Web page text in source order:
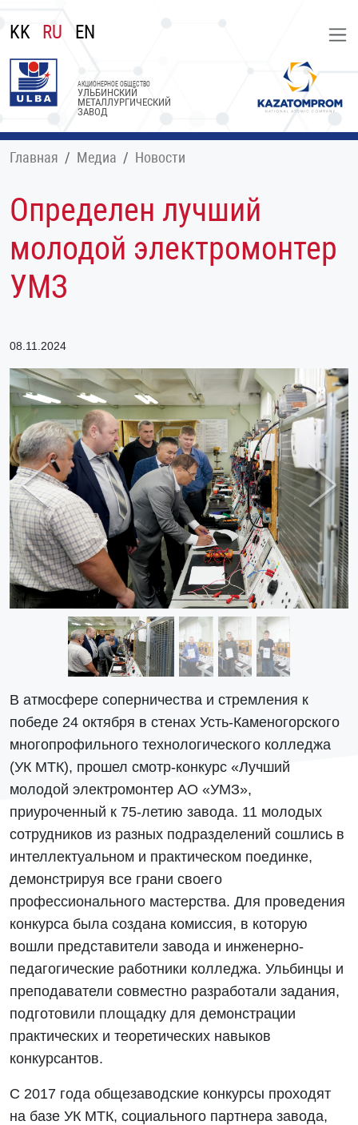
KK RU EN
УЛЬБИНСКИЙ
МЕТАЛЛУРГИЧЕСКИЙ
ЗАВОД
АКЦИОНЕРНОЕ ОБЩЕСТВО
Главная Медиа Новости
Определен лучший
молодой электромонтер
УМЗ
08.11.2024
Previous Next
В атмосфере соперничества и стремления к
победе 24 октября в стенах Усть-Каменогорского
многопрофильного технологического колледжа
(УК МТК), прошел смотр-конкурс «Лучший
молодой электромонтер АО «УМЗ»,
приуроченный к 75-летию завода. 11 молодых
сотрудников из разных подразделений сошлись в
интеллектуальном и практическом поединке,
демонстрируя все грани своего
профессионального мастерства. Для проведения
конкурса была создана комиссия, в которую
вошли представители завода и инженерно-
педагогические работники колледжа. Ульбинцы и
преподаватели совместно разработали задания,
подготовили площадку для демонстрации
практических и теоретических навыков
конкурсантов.
С 2017 года общезаводские конкурсы проходят
на базе УК МТК, социального партнера завода,